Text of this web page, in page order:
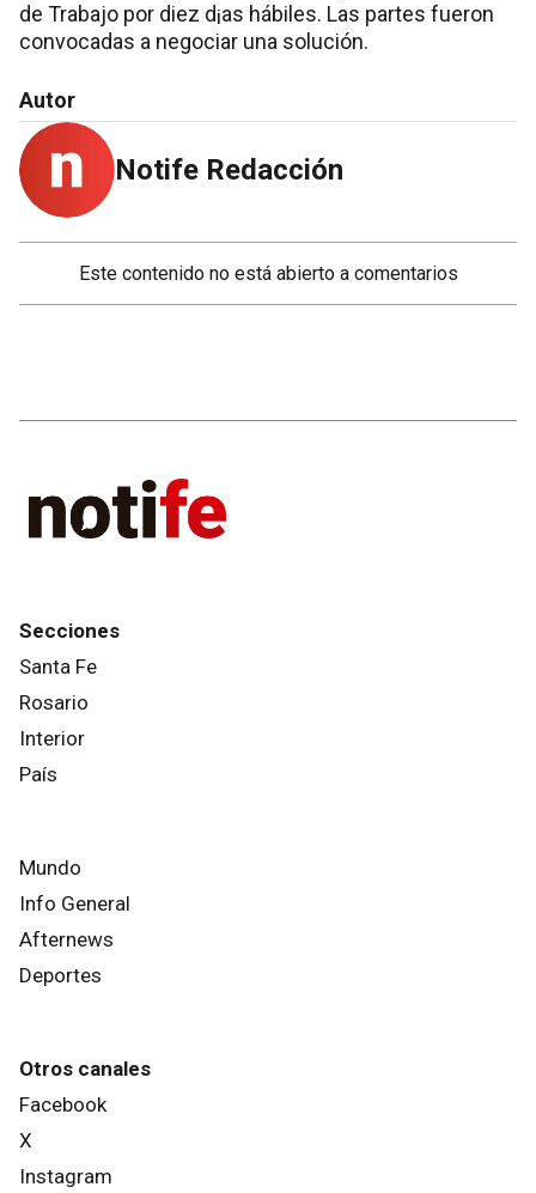
de Trabajo por diez d¡as hábiles. Las partes fueron
convocadas a negociar una solución.
Autor
Notife Redacción
Este contenido no está abierto a comentarios
Secciones
Santa Fe
Rosario
Interior
País
Mundo
Info General
Afternews
Deportes
Otros canales
Facebook
X
Instagram